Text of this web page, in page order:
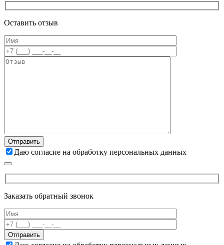
Оставить отзыв
Даю согласие на обработку персональных данных
Заказать обратный звонок